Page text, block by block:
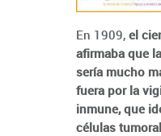
En 1909, el
afirmaba que
sería mucho
fuera por la
inmune, que
células